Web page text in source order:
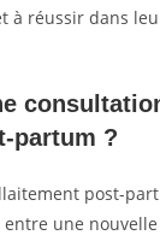
à réussir dans
partum ?
post-
une